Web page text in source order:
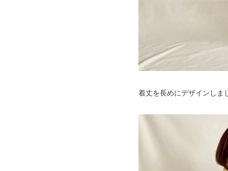
着丈を長めにデザインしま